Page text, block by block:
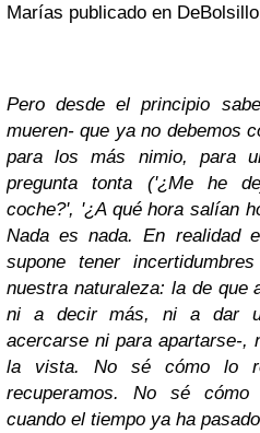
Marías publicado en DeBolsillo
Pero desde el principio
mueren- que ya no debemos
para los más nimio, para
pregunta tonta ('¿Me he
coche?', '¿A qué hora salían
Nada es nada. En realidad
supone tener
nuestra naturaleza: la de que
ni a decir más, ni a dar
acercarse ni para apartarse-,
la vista. No sé cómo lo
recuperamos. No sé
cuando el tiempo ya ha